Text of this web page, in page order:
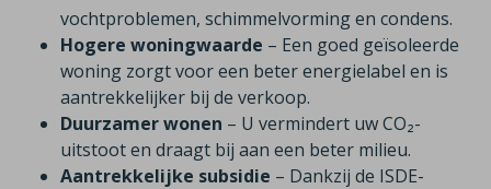
vochtproblemen, schimmelvorming en condens.
Hogere woningwaarde – Een goed geïsoleerde
woning zorgt voor een beter energielabel en is
aantrekkelijker bij de verkoop.
Duurzamer wonen – U vermindert uw CO₂-
uitstoot en draagt bij aan een beter milieu.
Aantrekkelijke subsidie – Dankzij de ISDE-